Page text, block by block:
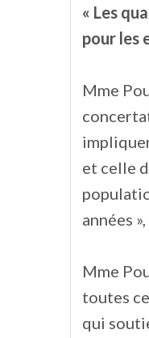
« Les
pour les
Mme
et celle
années
Mme
toutes
qui